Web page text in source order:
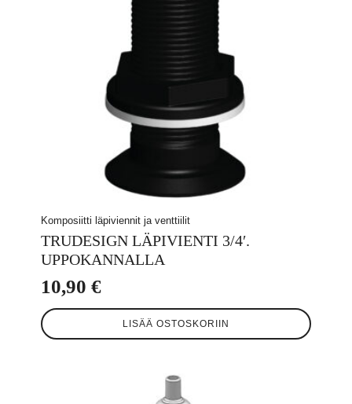
Komposiitti läpiviennit ja venttiilit
TRUDESIGN LÄPIVIENTI 3/4′.
UPPOKANNALLA
10,90 €
LISÄÄ OSTOSKORIIN